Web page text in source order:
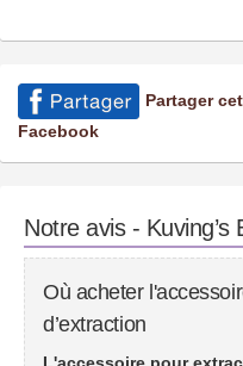
Partager
Facebook
Notre avis - Kuving’s
Où acheter
d’extraction